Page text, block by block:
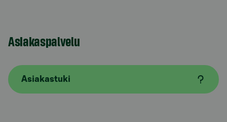
Asiakaspalvelu
Asiakastuki